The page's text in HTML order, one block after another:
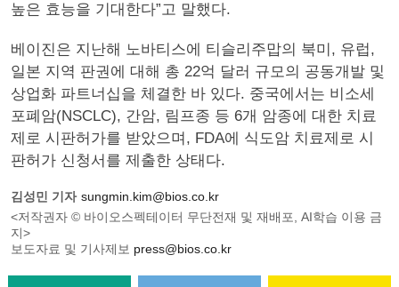
높은 효능을 기대한다”고 말했다.
베이진은 지난해 노바티스에 티슬리주맙의 북미, 유럽,
일본 지역 판권에 대해 총 22억 달러 규모의 공동개발 및
상업화 파트너십을 체결한 바 있다. 중국에서는 비소세
포폐암(NSCLC), 간암, 림프종 등 6개 암종에 대한 치료
제로 시판허가를 받았으며, FDA에 식도암 치료제로 시
판허가 신청서를 제출한 상태다.
김성민 기자 sungmin.kim@bios.co.kr
<저작권자 © 바이오스펙테이터 무단전재 및 재배포, AI학습 이용 금
지>
보도자료 및 기사제보 press@bios.co.kr